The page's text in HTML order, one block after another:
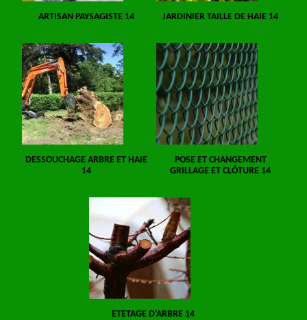
ARTISAN PAYSAGISTE 14 JARDINIER TAILLE DE HAIE 14
DESSOUCHAGE ARBRE ET HAIE
14
POSE ET CHANGEMENT
GRILLAGE ET CLÔTURE 14
ETETAGE D'ARBRE 14